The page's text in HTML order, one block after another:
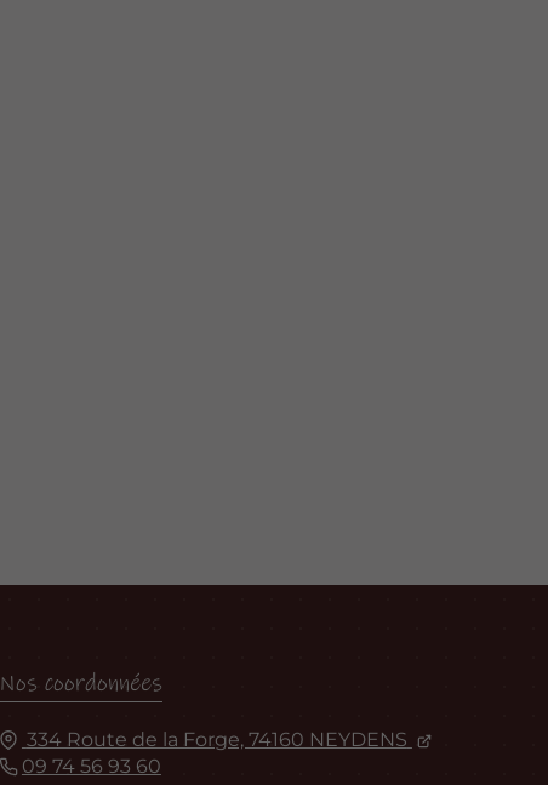
Nos coordonnées
334 Route de la Forge, 74160 NEYDENS
09 74 56 93 60